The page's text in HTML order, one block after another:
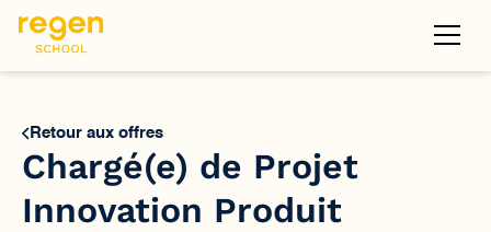
Retour aux offres
Chargé(e) de Projet
Innovation Produit